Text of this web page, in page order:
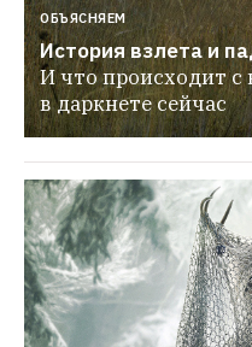
ОБЪЯСНЯЕМ
История взлета и
И что происходит с
в даркнете сейчас